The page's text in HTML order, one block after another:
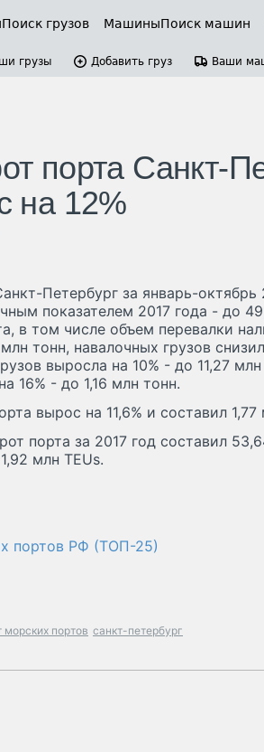
Поиск грузов МашиныПоиск машин
грузы Добавить груз Ваши
порта Санкт-
на 12%
Петербург за январь-октябрь
показателем 2017 года - до
в том числе объем перевалки
тонн, навалочных грузов
выросла на 10% - до 11,27
16% - до 1,16 млн тонн.
вырос на 11,6% и составил 1,77
порта за 2017 год составил
млн TEUs.
портов РФ (ТОП-25)
морских портов санкт-петербург